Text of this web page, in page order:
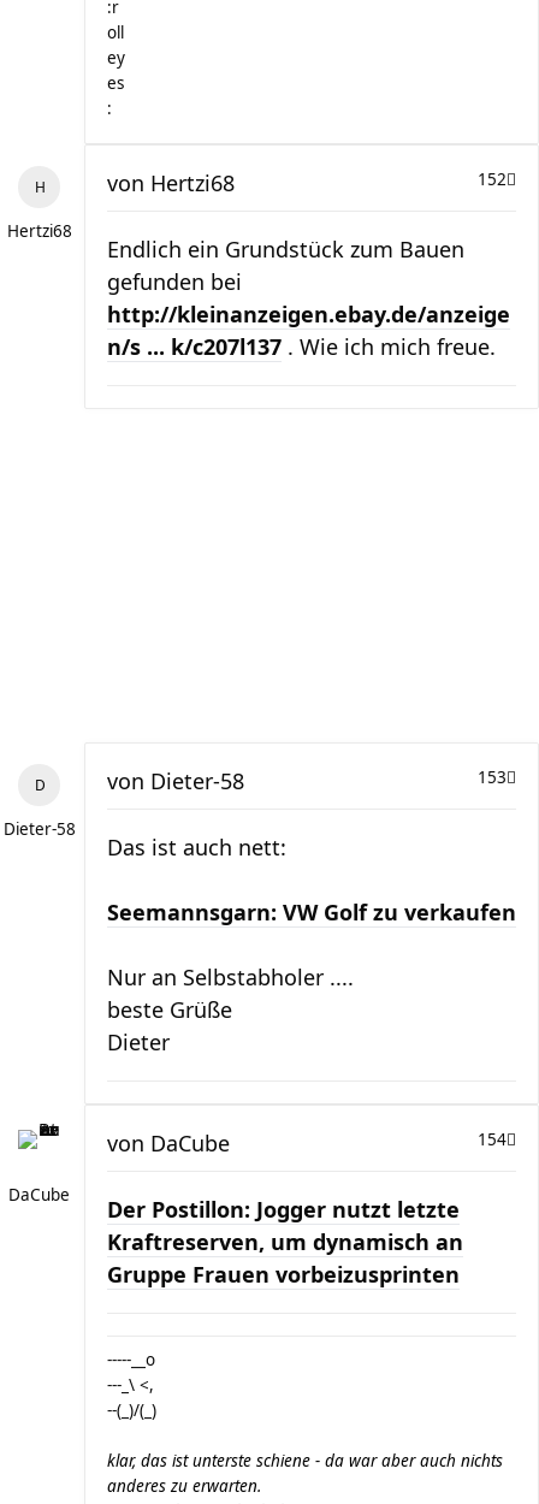
Hertzi68
152
von Hertzi68
Endlich ein Grundstück zum Bauen
gefunden bei
http://kleinanzeigen.ebay.de/anzeige
n/s ... k/c207l137 . Wie ich mich freue.
Dieter-58
153
von Dieter-58
Das ist auch nett:
Seemannsgarn: VW Golf zu verkaufen
Nur an Selbstabholer ....
beste Grüße
Dieter
DaCube
154
von DaCube
Der Postillon: Jogger nutzt letzte
Kraftreserven, um dynamisch an
Gruppe Frauen vorbeizusprinten
-----__o
---_\ <,
--(_)/(_)
klar, das ist unterste schiene - da war aber auch nichts
anderes zu erwarten.